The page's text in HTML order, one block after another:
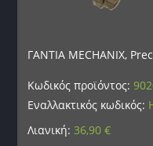
ΓΑΝΤΙΑ MECHANIX,
Κωδικός προϊόντος:
Εναλλακτικός κωδικός:
Λιανική: 36,90€